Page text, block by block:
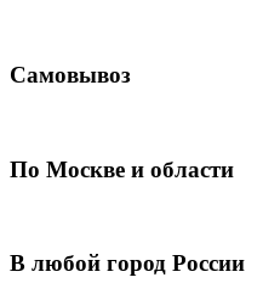
Самовывоз
По Москве и области
В любой город России